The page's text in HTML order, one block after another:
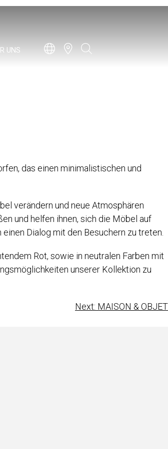
UNS
das einen minimalistischen und
verändern und neue Atmosphären
und helfen ihnen, sich die Möbel auf
Dialog mit den Besuchern zu treten.
Rot, sowie in neutralen Farben mit
unserer Kollektion zu
Next: MAISON & OBJET